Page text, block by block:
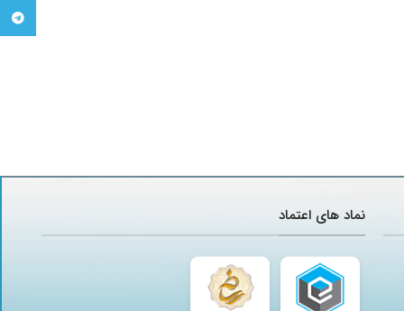
نماد های اعتماد
تلگرام